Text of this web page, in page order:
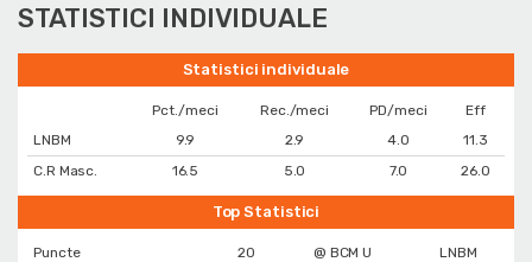
STATISTICI INDIVIDUALE
Statistici individuale
Pct./meci Rec./meci PD/meci
Eff
LNBM
9.9 2.9 4.0
11.3
C.R Masc.
16.5 5.0 7.0 26.0
Top Statistici
Puncte 20 @ BCM U
LNBM